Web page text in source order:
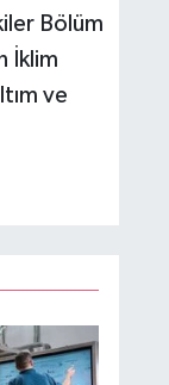
Bölüm
İklim
ve